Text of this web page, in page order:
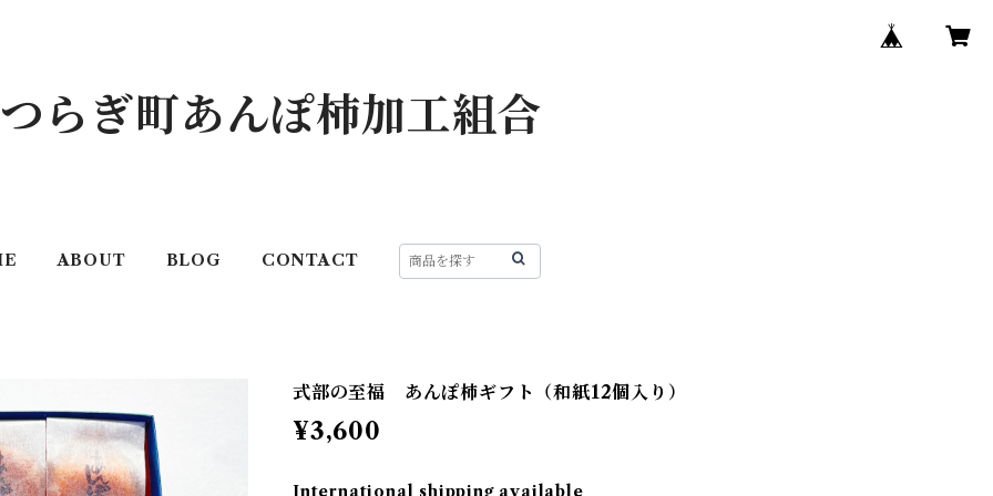
らぎ町あんぽ柿加工組合
ABOUT BLOG CONTACT
式部の至福 あんぽ柿ギフト（和紙12個入り）
¥3,600
International shipping available